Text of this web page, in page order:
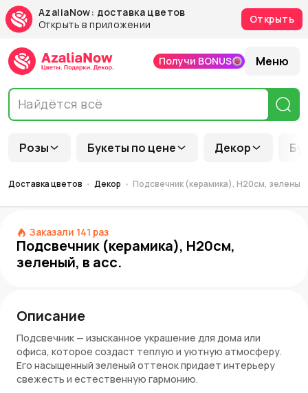
AzaliaNow: доставка цветов
Открыть в приложении
Открыть
Розы Букеты по цене Декор
Получи BONUS Меню
Доставка цветов Декор Подсвечник (керамика), Н20см, зеленый,
Заказали 141 раз
Подсвечник (керамика), Н20см,
зеленый, в асс.
Описание
Подсвечник — изысканное украшение для дома или
офиса, которое создаст теплую и уютную атмосферу.
Его насыщенный зеленый оттенок придает интерьеру
свежесть и естественную гармонию.